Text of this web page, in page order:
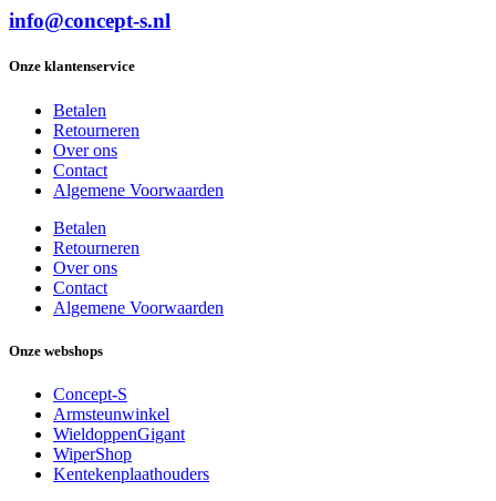
info@concept-s.nl
Onze klantenservice
Betalen
Retourneren
Over ons
Contact
Algemene Voorwaarden
Betalen
Retourneren
Over ons
Contact
Algemene Voorwaarden
Onze webshops
Concept-S
Armsteunwinkel
WieldoppenGigant
WiperShop
Kentekenplaathouders